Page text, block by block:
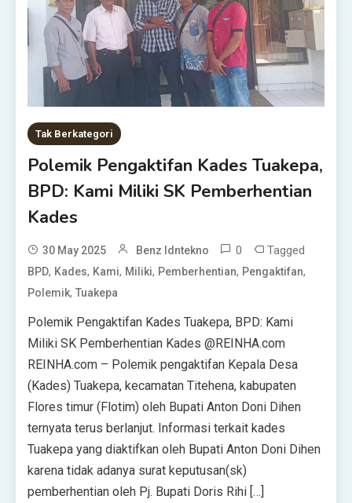
Tak Berkategori
Polemik Pengaktifan Kades Tuakepa,
BPD: Kami Miliki SK Pemberhentian
Kades
30 May 2025 Benz Idntekno 0 Tagged
BPD, Kades, Kami, Miliki, Pemberhentian, Pengaktifan,
Polemik,Tuakepa
Polemik Pengaktifan Kades Tuakepa, BPD: Kami
Miliki SK Pemberhentian Kades @REINHA.com
REINHA.com – Polemik pengaktifan Kepala Desa
(Kades) Tuakepa, kecamatan Titehena, kabupaten
Flores timur (Flotim) oleh Bupati Anton Doni Dihen
ternyata terus berlanjut. Informasi terkait kades
Tuakepa yang diaktifkan oleh Bupati Anton Doni Dihen
karena tidak adanya surat keputusan(sk)
pemberhentian oleh Pj. Bupati Doris Rihi […]